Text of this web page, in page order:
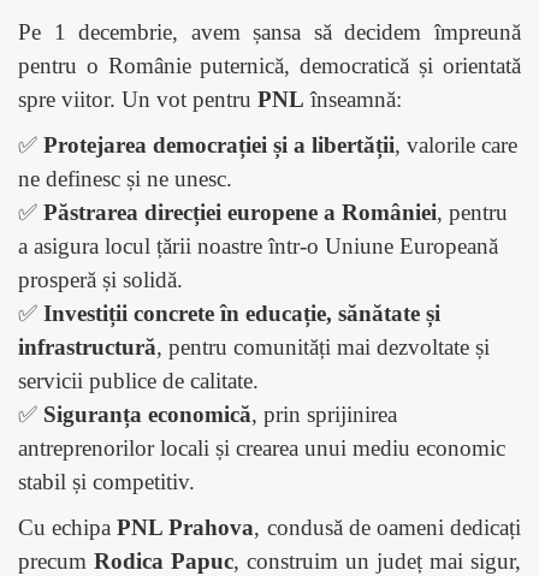
Pe 1 decembrie, avem șansa să decidem împreună
pentru o Românie puternică, democratică și orientată
spre viitor. Un vot pentru PNL înseamnă:
✅ Protejarea democrației și a libertății, valorile care
ne definesc și ne unesc.
✅ Păstrarea direcției europene a României, pentru
a asigura locul țării noastre într-o Uniune Europeană
prosperă și solidă.
✅ Investiții concrete în educație, sănătate și
infrastructură, pentru comunități mai dezvoltate și
servicii publice de calitate.
✅ Siguranța economică, prin sprijinirea
antreprenorilor locali și crearea unui mediu economic
stabil și competitiv.
Cu echipaPNL Prahova, condusă de oameni dedicați
precum Rodica Papuc, construim un județ mai sigur,